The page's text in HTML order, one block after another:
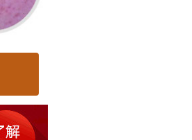
可
科